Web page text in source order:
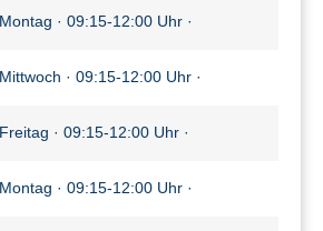
Montag · 09:15-12:00 Uhr ·
Mittwoch · 09:15-12:00 Uhr ·
Freitag · 09:15-12:00 Uhr ·
Montag · 09:15-12:00 Uhr ·